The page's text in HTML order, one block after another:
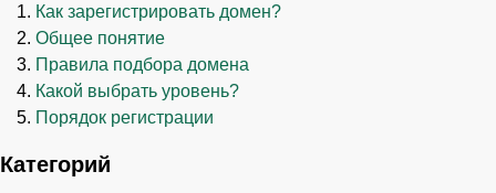
Как зарегистрировать домен?
Общее понятие
Правила подбора домена
Какой выбрать уровень?
Порядок регистрации
Категорий